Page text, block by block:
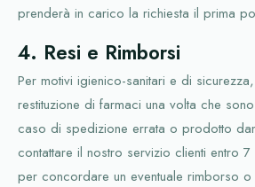
prenderà in carico la richiesta il prima
4. Resi e Rimborsi
Per motivi igienico-sanitari e di
restituzione di farmaci una volta che
caso di spedizione errata o prodotto
contattare il nostro servizio clienti entro
per concordare un eventuale rimborso o